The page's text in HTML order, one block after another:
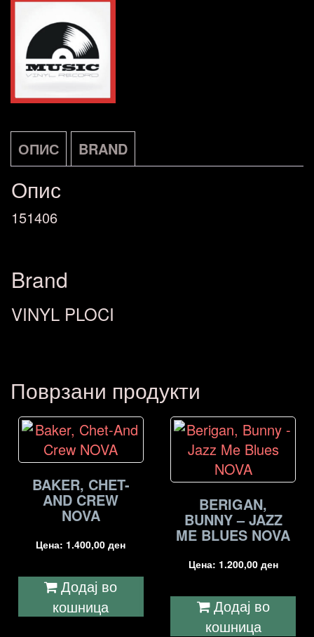
ОПИС BRAND
Опис
151406
Brand
VINYL PLOCI
Поврзани продукти
BAKER, CHET-
AND CREW
NOVA
Цена: 1.400,00ден
Додај во
кошница
BERIGAN,
BUNNY – JAZZ
ME BLUES NOVA
Цена: 1.200,00 ден
Додај во
кошница